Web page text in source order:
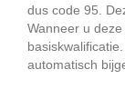
dus code 95.
Wanneer u
automatisch